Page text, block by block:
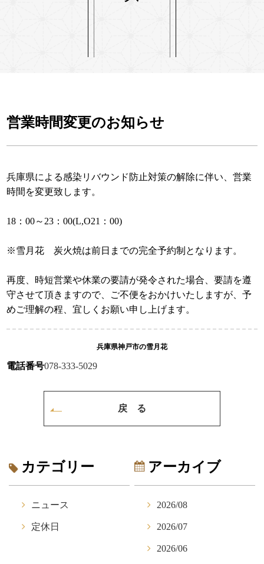
営業時間変更のお知らせ
兵庫県による感染リバウンド防止対策の解除に伴い、営業
時間を変更致します。
18：00～23：00(L,O21：00)
※雪月花 炭火焼は前日までの完全予約制となります。
再度、時短営業や休業の要請が発令された場合、要請を遵
守させて頂きますので、ご不便をおかけいたしますが、予
めご理解の程、宜しくお願い申し上げます。
兵庫県神戸市の雪月花
電話番号078-333-5029
戻 る
カテゴリー
ニュース
定休日
アーカイブ
2026/08
2026/07
2026/06